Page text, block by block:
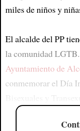
miles de niños y
El alcalde del PP
la comunidad
Ayuntamiento de
conmemorar el Día